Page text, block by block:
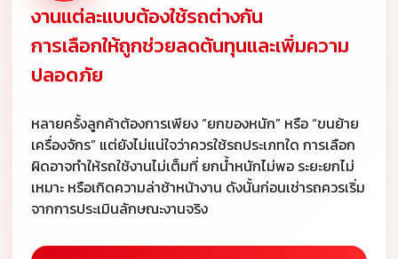
งานแต่ละแบบต้องใช้รถต่างกัน
การเลือกให้ถูกช่วยลดต้นทุนและเพิ่มความ
ปลอดภัย
หลายครั้งลูกค้าต้องการเพียง “ยกของหนัก” หรือ “ขนย้าย
เครื่องจักร” แต่ยังไม่แน่ใจว่าควรใช้รถประเภทใด การเลือก
ผิดอาจทำให้รถใช้งานไม่เต็มที่ ยกน้ำหนักไม่พอ ระยะยกไม่
เหมาะ หรือเกิดความล่าช้าหน้างาน ดังนั้นก่อนเช่ารถควรเริ่ม
จากการประเมินลักษณะงานจริง